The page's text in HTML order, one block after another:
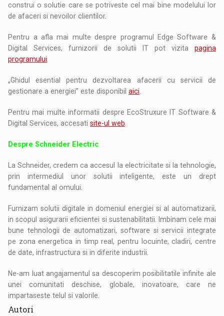
construi o solutie care se potriveste cel mai bine modelului lor
de afaceri si nevoilor clientilor.
Pentru a afla mai multe despre programul Edge Software &
Digital Services, furnizorii de solutii IT pot vizita pagina
programului
„Ghidul esential pentru dezvoltarea afacerii cu servicii de
gestionare a energiei” este disponibilaici
Pentru mai multe informatii despre EcoStruxure IT Software &
Digital Services, accesatisite-ul web
Despre Schneider Electric
La Schneider, credem ca accesul la electricitate si la tehnologie,
prin intermediul unor solutii inteligente, este un drept
fundamental al omului.
Furnizam solutii digitale in domeniul energiei si al automatizarii,
in scopul asigurarii eficientei si sustenabilitatii. Imbinam cele mai
bune tehnologii de automatizari, software si servicii integrate
pe zona energetica in timp real, pentru locuinte, cladiri, centre
de date, infrastructura si in diferite industrii.
Ne-am luat angajamentul sa descoperim posibilitatile infinite ale
unei comunitati deschise, globale, inovatoare, care ne
impartaseste telul si valorile.
Autori